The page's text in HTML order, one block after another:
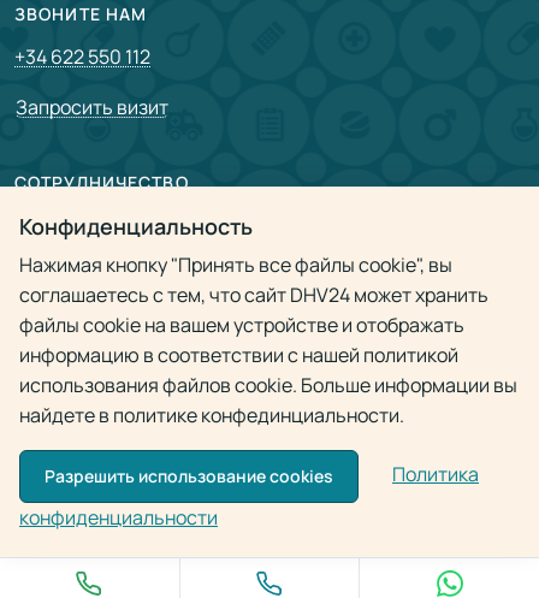
Конфиденциальность
Нажимая кнопку "Принять все файлы cookie", вы
соглашаетесь с тем, что сайт DHV24 может хранить
файлы cookie на вашем устройстве и отображать
информацию в соответствии с нашей политикой
использования файлов cookie. Больше информации вы
найдете в политике конфединциальности.
Разрешить использование cookies
Политика
конфиденциальности
ЗВОНИТЕ НАМ
+34 622 550 112
Запросить визит
СОТРУДНИЧЕСТВО
Партнерам
Врачам
Политика конфиденциальности
© 2009 - 2026Doctor Home Visit 24h
Использование материалов разрешено только при наличии активной
ссылки на источник